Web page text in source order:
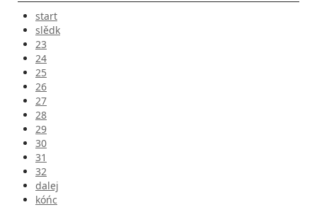
start
slědk
23
24
25
26
27
28
29
30
31
32
dalej
kóńc